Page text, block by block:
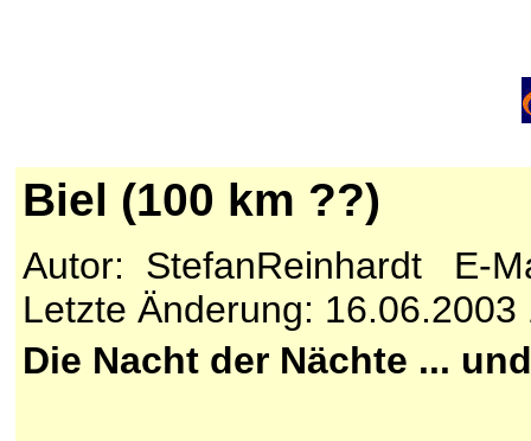
Biel (100 km ??)
Autor: StefanReinhardt E-
Letzte Änderung: 16.06.2003
Die Nacht der Nächte ...